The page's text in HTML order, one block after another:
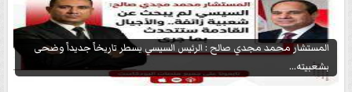
المستشار محمد مجدي صالح : الرئيس السيسي يسطر تاريخاً جديداً وضحى
بشعبيته...